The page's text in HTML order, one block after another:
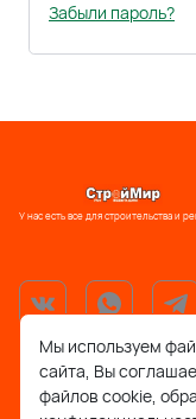
Забыли пароль?
У нас есть все для строительства и
Мы используем
сайта, Вы
файлов cookie,